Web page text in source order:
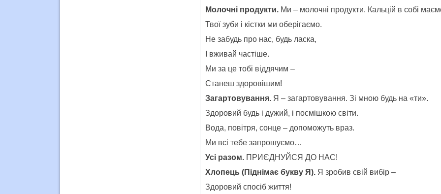
Молочні продукти.Ми – молочні продукти. Кальцій в собі
Твої зуби і кістки ми оберігаємо.
Не забудь про нас, будь ласка,
І вживай частіше.
Ми за це тобі віддячим –
Станеш здоровішим!
Загартовування.Я – загартовування. Зі мною будь на «ти».
Здоровий будь і дужий, і посмішкою світи.
Вода, повітря, сонце – допоможуть враз.
Ми всі тебе запрошуємо…
Усі разом.ПРИЄДНУЙСЯ ДО НАС!
Хлопець (Піднімає букву Я).Я зробив свій вибір –
Здоровий спосіб життя!